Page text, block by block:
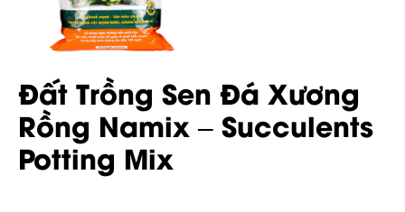
Đất Trồng Sen Đá Xương
Rồng Namix – Succulents
Potting Mix